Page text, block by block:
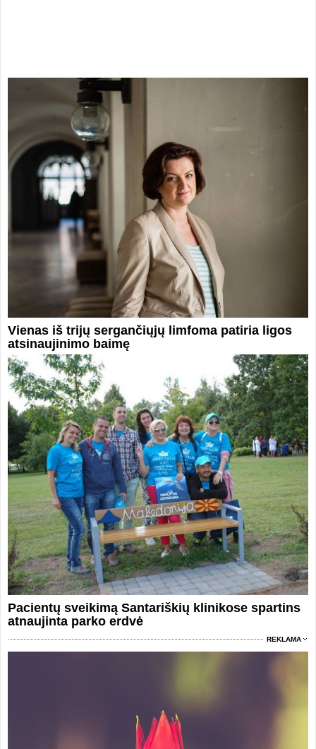
Vienas iš trijų sergančiųjų limfoma patiria ligos
atsinaujinimo baimę
Pacientų sveikimą Santariškių klinikose spartins
atnaujinta parko erdvė
REKLAMA